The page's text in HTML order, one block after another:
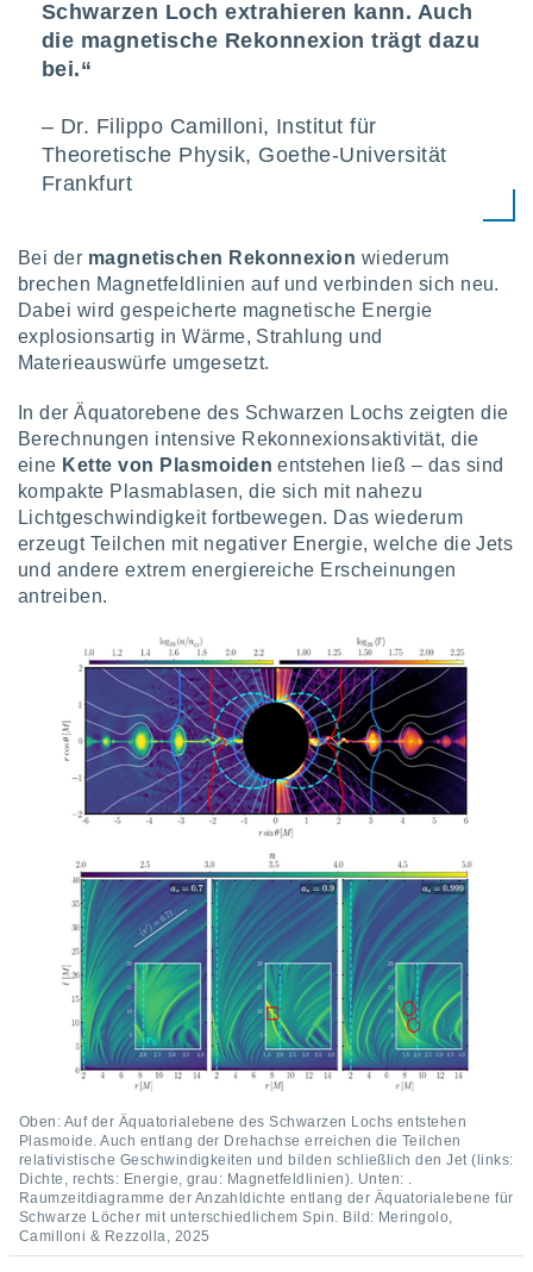
jederzeit
indem
oder
zur
von
zur
Inhalten.
und
Schwarzen Loch extrahieren kann. Auch
die magnetische Rekonnexion trägt dazu
bei.“
– Dr. Filippo Camilloni, Institut für
Theoretische Physik, Goethe-Universität
Frankfurt
Bei der magnetischen Rekonnexion wiederum
brechen Magnetfeldlinien auf und verbinden sich neu.
Dabei wird gespeicherte magnetische Energie
explosionsartig in Wärme, Strahlung und
Materieauswürfe umgesetzt.
In der Äquatorebene des Schwarzen Lochs zeigten die
Berechnungen intensive Rekonnexionsaktivität, die
eine Kette von Plasmoiden entstehen ließ – das sind
kompakte Plasmablasen, die sich mit nahezu
Lichtgeschwindigkeit fortbewegen. Das wiederum
erzeugt Teilchen mit negativer Energie, welche die Jets
und andere extrem energiereiche Erscheinungen
antreiben.
Oben: Auf der Äquatorialebene des Schwarzen Lochs entstehen
Plasmoide. Auch entlang der Drehachse erreichen die Teilchen
relativistische Geschwindigkeiten und bilden schließlich den Jet (links:
Dichte, rechts: Energie, grau: Magnetfeldlinien). Unten: .
Raumzeitdiagramme der Anzahldichte entlang der Äquatorialebene für
Schwarze Löcher mit unterschiedlichem Spin. Bild: Meringolo,
Camilloni & Rezzolla, 2025